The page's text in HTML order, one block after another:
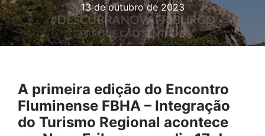
13 de outubro de 2023
A primeira edição do Encontro
Fluminense FBHA – Integração
do Turismo Regional acontece